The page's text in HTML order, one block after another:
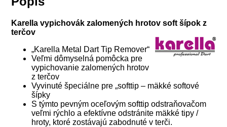
Karella vypichovák zalomených hrotov soft šípok z
terčov
„Karella Metal Dart Tip Remover“
Veľmi dômyselná pomôcka pre
vypichovanie zalomených hrotov
z terčov
Vyvinuté špeciálne pre „softtip – mäkké softové
šípky
S týmto pevným oceľovým softtip odstraňovačom
veľmi rýchlo a efektívne odstránite mäkké tipy /
hroty, ktoré zostávajú zabodnuté v terči.